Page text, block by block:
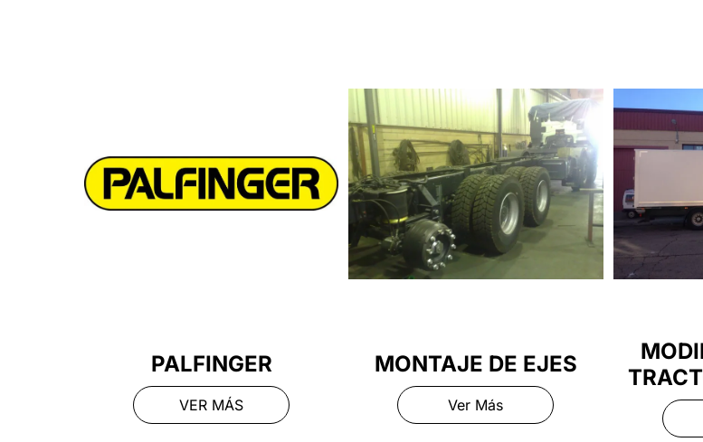
PALFINGER
VER MÁS
MONTAJE DE EJES
Ver Más